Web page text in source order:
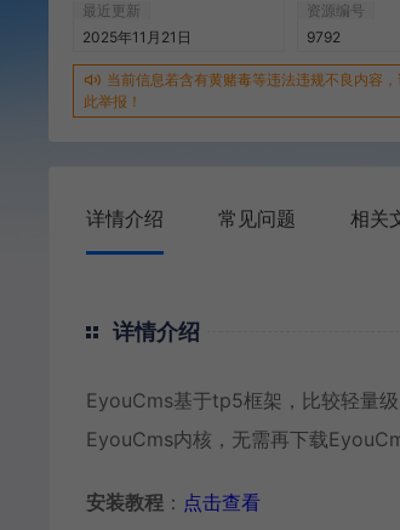
最近更新
2025年11月21日
资源编号
9792
当前信息若含有黄赌毒等违法违规不良内容，
此举报！
详情介绍 常见问题 相关
详情介绍
EyouCms基于tp5框架，比较轻量
EyouCms内核，无需再下载
安装教程 ： 点击查看